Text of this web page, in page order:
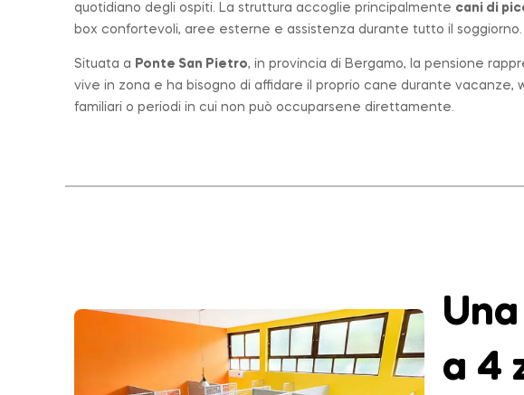
quotidiano degli ospiti. La struttura accoglie principalmente cani di
box confortevoli, aree esterne e assistenza durante tutto il soggiorno.
Situata a Ponte San Pietro, in provincia di Bergamo, la pensione
vive in zona e ha bisogno di affidare il proprio cane durante vacanze,
familiari o periodi in cui non può occuparsene direttamente.
a 4